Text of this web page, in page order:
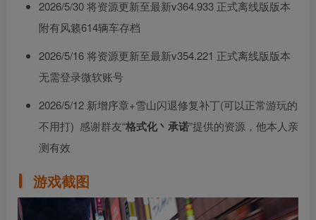
2026/5/30 将资源更新至最新v364.933 正式离线版版本
附有风籁614辆车存档
2026/5/16 将资源更新至最新v354.221 正式离线版版本
无需登录微软账号
2026/5/12 新增序章+雪山闪退修复补丁(可以正常游玩的
不用打) 感谢群友“格式化丶承诺”提供的资源，他本人亲
测有效
游戏截图